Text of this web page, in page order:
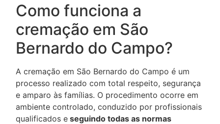
Como funciona a
cremação em São
Bernardo do Campo?
A cremação em São Bernardo do Campo é um
processo realizado com total respeito, segurança
e amparo às famílias. O procedimento ocorre em
ambiente controlado, conduzido por profissionais
qualificados e seguindo todas as normas